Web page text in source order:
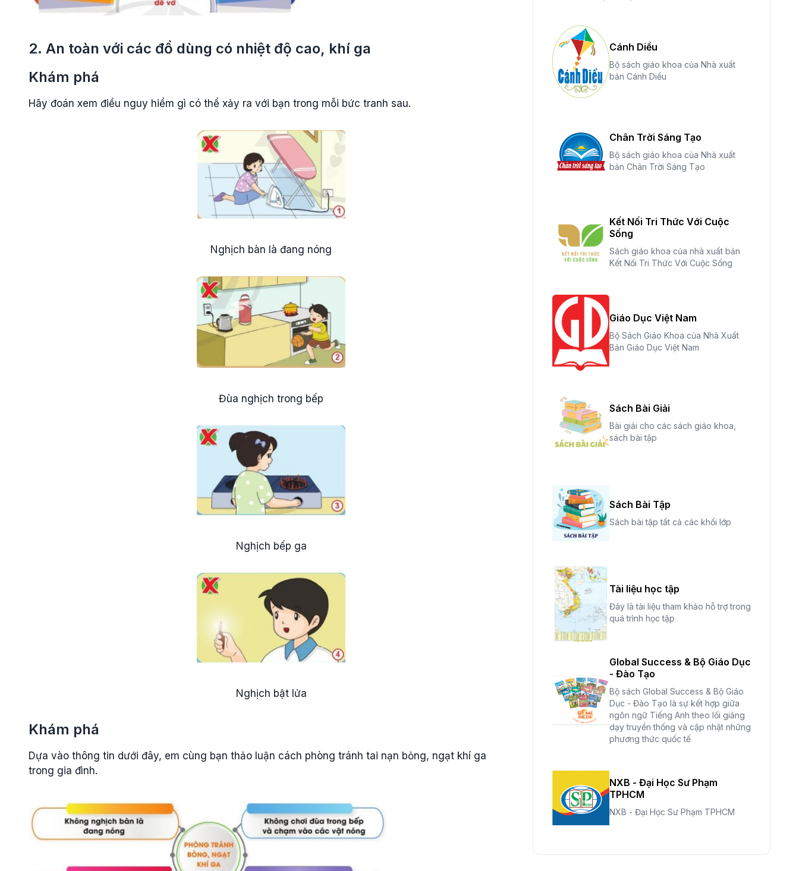
2. An toàn với các đồ dùng có nhiệt độ cao, khí ga
Khám phá
Hãy đoán xem điều nguy hiểm gì có thể xảy ra với bạn trong mỗi bức tranh sau.
Nghịch bàn là đang nóng
Đùa nghịch trong bếp
Nghịch bếp ga
Nghịch bật lửa
Khám phá
Dựa vào thông tin dưới đây, em cùng bạn thảo luận cách phòng tránh tai nạn bỏng, ngạt khí ga
trong gia đình.
Cánh Diều
Bộ sách giáo khoa của Nhà xuất
bản Cánh Diều
Chân Trời Sáng Tạo
Bộ sách giáo khoa của Nhà xuất
bản Chân Trời Sáng Tạo
Kết Nối Tri Thức Với Cuộc
Sống
Sách giáo khoa của nhà xuất bản
Kết Nối Tri Thức Với Cuộc Sống
Giáo Dục Việt Nam
Bộ Sách Giáo Khoa của Nhà Xuất
Bản Giáo Dục Việt Nam
Sách Bài Giải
Bài giải cho các sách giáo khoa,
sách bài tập
Sách Bài Tập
Sách bài tập tất cả các khối lớp
Tài liệu học tập
Đây là tài liệu tham khảo hỗ trợ trong
quá trình học tập
Global Success & Bộ Giáo Dục
- Đào Tạo
Bộ sách Global Success & Bộ Giáo
Dục - Đào Tạo là sự kết hợp giữa
ngôn ngữ Tiếng Anh theo lối giảng
dạy truyền thống và cập nhật những
phương thức quốc tế
NXB - Đại Học Sư Phạm
TPHCM
NXB - Đại Học Sư Phạm TPHCM